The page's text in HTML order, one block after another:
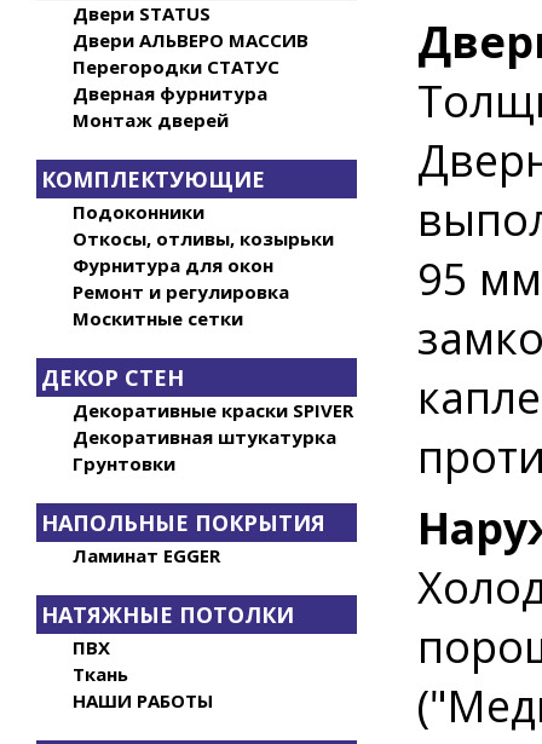
Двери STATUS
Двери АЛЬВЕРО МАССИВ
Перегородки СТАТУС
Дверная фурнитура
Монтаж дверей
КОМПЛЕКТУЮЩИЕ
Подоконники
Откосы, отливы, козырьки
Фурнитура для окон
Ремонт и регулировка
Москитные сетки
ДЕКОР СТЕН
Декоративные краски SPIVER
Декоративная штукатурка
Грунтовки
НАПОЛЬНЫЕ ПОКРЫТИЯ
Ламинат EGGER
НАТЯЖНЫЕ ПОТОЛКИ
ПВХ
Ткань
НАШИ РАБОТЫ
95